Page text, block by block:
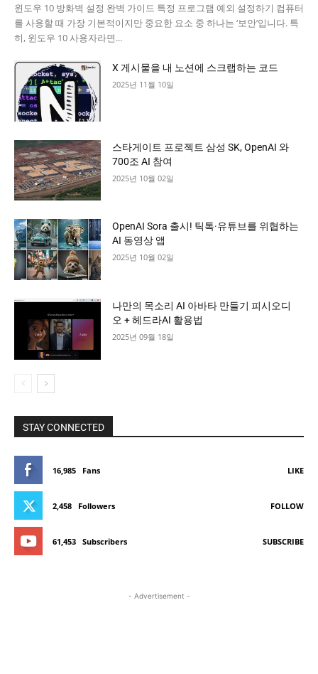
윈도우 10 방화벽 설정 완벽 가이드 특정 프로그램 예외 설정하기 컴퓨터
를 사용할 때 가장 기본적이지만 중요한 요소 중 하나는 ‘보안’입니다. 특
히, 윈도우 10 사용자라면...
X 게시물을 내 노션에 스크랩하는 코드
2025년 11월 10일
스타게이트 프로젝트 삼성 SK, OpenAI 와
700조 AI 참여
2025년 10월 02일
OpenAI Sora 출시! 틱톡·유튜브를 위협하는
AI 동영상 앱
2025년 10월 02일
나만의 목소리 AI 아바타 만들기 피시오디
오 + 헤드라AI 활용법
2025년 09월 18일
STAY CONNECTED
16,985 Fans LIKE
2,458 Followers FOLLOW
61,453 Subscribers SUBSCRIBE
- Advertisement -